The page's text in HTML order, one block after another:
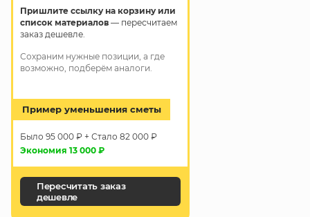
Пришлите ссылку на корзину или
список материалов — пересчитаем
заказ дешевле.
Сохраним нужные позиции, а где
возможно, подберём аналоги.
Пример уменьшения сметы
Было 95 000 ₽ + Стало 82 000 ₽
Экономия 13 000 ₽
Пересчитать заказ
дешевле